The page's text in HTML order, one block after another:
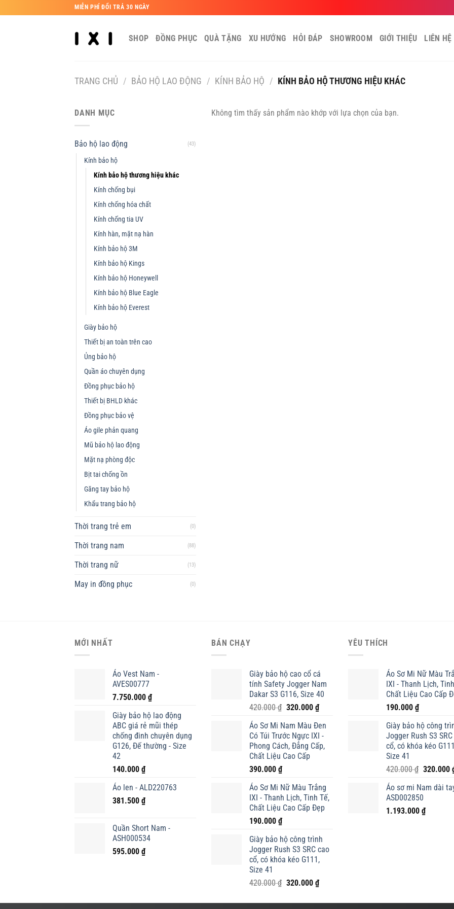
qua
MIỄN PHÍ ĐỔI TRẢ 30 NGÀY
SHOP ĐỒNG PHỤC QUÀ TẶNG XU HƯỚNG HỎI ĐÁP SHOWROOM GIỚI THIỆU LIÊN HỆ
TRANG CHỦ / BẢO HỘ LAO ĐỘNG / KÍNH BẢO HỘ / KÍNH BẢO HỘ THƯƠNG HIỆU KHÁC
DANH MỤC
Bảo hộ lao động (43)
Kính bảo hộ
Kính bảo hộ thương hiệu khác
Kính chống bụi
Kính chống hóa chất
Kính chống tia UV
Kính hàn, mặt nạ hàn
Kính bảo hộ 3M
Kính bảo hộ Kings
Kính bảo hộ Honeywell
Kính bảo hộ Blue Eagle
Kính bảo hộ Everest
Giày bảo hộ
Thiết bị an toàn trên cao
Ủng bảo hộ
Quần áo chuyên dụng
Đồng phục bảo hộ
Thiết bị BHLD khác
Đồng phục bảo vệ
Áo gile phản quang
Mũ bảo hộ lao động
Mặt nạ phòng độc
Bịt tai chống ồn
Găng tay bảo hộ
Khẩu trang bảo hộ
Thời trang trẻ em (0)
Thời trang nam (88)
Thời trang nữ (13)
May in đồng phục (0)
Không tìm thấy sản phẩm nào khớp với lựa chọn của bạn.
MỚI NHẤT
Áo Vest Nam -
AVES00777
7.750.000 ₫
Giày bảo hộ lao động
ABC giá rẻ mũi thép
chống đinh chuyên dụng
G126, Đế thường - Size
42
140.000 ₫
Áo len - ALD220763
381.500 ₫
Quần Short Nam -
ASH000534
595.000 ₫
BÁN CHẠY
Giày bảo hộ cao cổ cá
tính Safety Jogger Nam
Dakar S3 G116, Size 40
420.000₫ Giá
là:
420.000 ₫.
320.000 ₫Giá
tại
là:
320.000 ₫.
Áo Sơ Mi Nam Màu Đen
Có Túi Trước Ngực IXI -
Phong Cách, Đẳng Cấp,
Chất Liệu Cao Cấp
390.000 ₫
Áo Sơ Mi Nữ Màu Trắng
IXI - Thanh Lịch, Tinh Tế,
Chất Liệu Cao Cấp Đẹp
190.000 ₫
Giày bảo hộ công trình
Jogger Rush S3 SRC cao
cổ, có khóa kéo G111,
Size 41
420.000₫ Giá
là:
320.000 ₫Giá
tại
YÊU THÍCH
Áo Sơ Mi Nữ Màu
IXI - Thanh Lịch,
Chất Liệu Cao Cấp
190.000 ₫
Giày bảo hộ công
Jogger Rush S3
cổ, có khóa kéo
Size 41
420.000₫ Giá
là:
420.000
320.000
Áo sơ mi Nam dài
ASD002850
1.193.000 ₫